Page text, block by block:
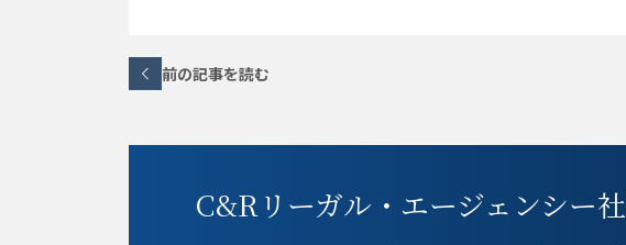
前の記事を読む
C&Rリーガル・エージェンシー社